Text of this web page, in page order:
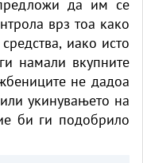
да им се
врз тоа како
иако исто
намали вкупните
не дадоа
укинувањето на
би ги подобрило